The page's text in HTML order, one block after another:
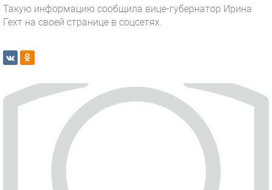
Такую информацию сообщила вице-губернатор Ирина
Гехт на своей странице в соцсетях.